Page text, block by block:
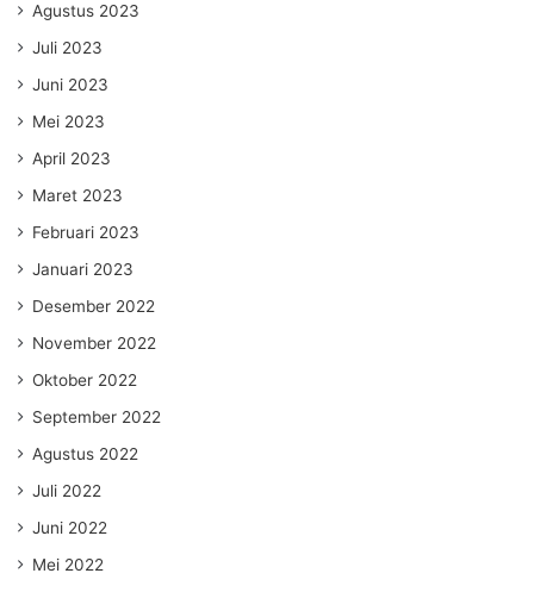
Agustus 2023
Juli 2023
Juni 2023
Mei 2023
April 2023
Maret 2023
Februari 2023
Januari 2023
Desember 2022
November 2022
Oktober 2022
September 2022
Agustus 2022
Juli 2022
Juni 2022
Mei 2022